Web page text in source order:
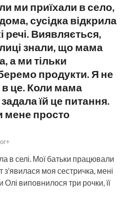
ми приїхали в село,
сусідка відкрила
речі. Виявляється,
знали, що мама
а ми тільки
продукти. Я не
в це. Коли мама
їй це питання.
мене просто
в селі. Мої батьки працювали
з’явилася моя сестричка, мені
виповнилося три рочки, її